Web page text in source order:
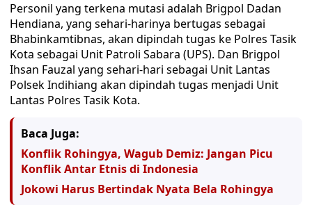
Personil yang terkena mutasi adalah Brigpol Dadan
Hendiana, yang sehari-harinya bertugas sebagai
Bhabinkamtibnas, akan dipindah tugas ke Polres Tasik
Kota sebagai Unit Patroli Sabara (UPS). Dan Brigpol
Ihsan Fauzal yang sehari-hari sebagai Unit Lantas
Polsek Indihiang akan dipindah tugas menjadi Unit
Lantas Polres Tasik Kota.
Baca Juga:
Konflik Rohingya, Wagub Demiz: Jangan Picu
Konflik Antar Etnis di Indonesia
Jokowi Harus Bertindak Nyata Bela Rohingya